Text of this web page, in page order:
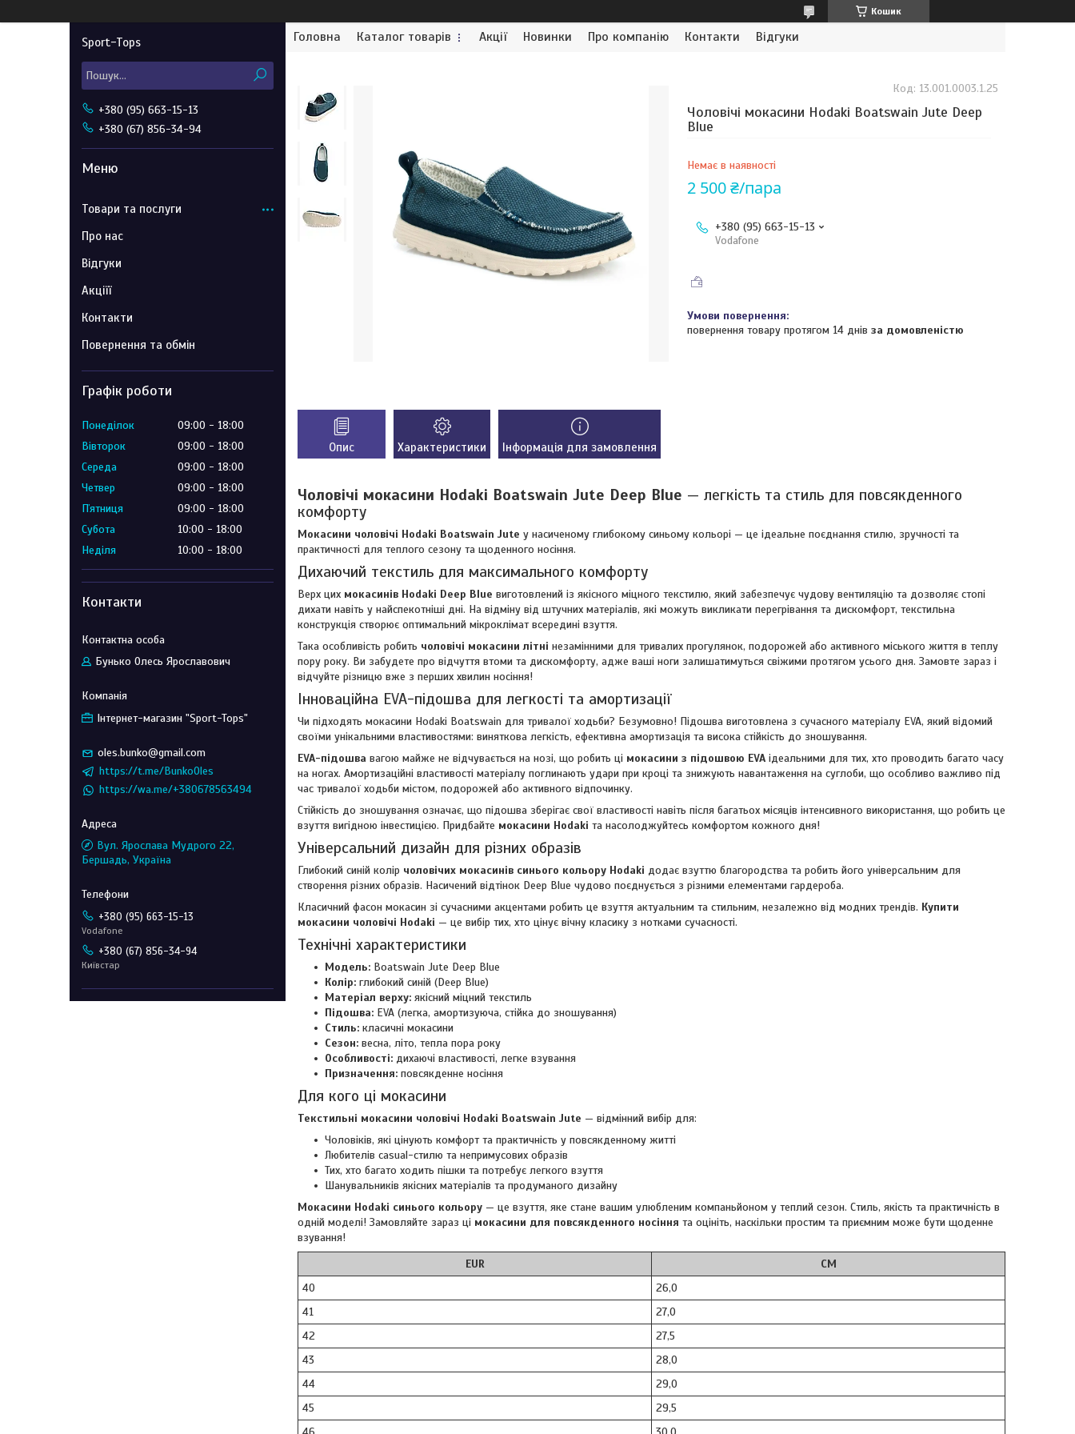
Кошик
Головна Каталог товарів Акції Новинки Про компанію Контакти Відгуки
Чоловічі мокасини Hodaki Boatswain Jute Deep
Blue
Немає в наявності
Код: 13.001.0003.1.25
2 500 ₴/пара
+380 (95) 663-15-13
Vodafone
повернення товару протягом 14 днів за домовленістю
Опис Характеристики Інформація для замовлення
Чоловічі мокасини Hodaki Boatswain Jute Deep Blue — легкість та стиль для повсякденного
комфорту
Мокасини чоловічі Hodaki Boatswain Jute у насиченому глибокому синьому кольорі — це ідеальне поєднання стилю, зручності та
практичності для теплого сезону та щоденного носіння.
Дихаючий текстиль для максимального комфорту
Верх цих мокасинів Hodaki Deep Blue виготовлений із якісного міцного текстилю, який забезпечує чудову вентиляцію та дозволяє стопі
дихати навіть у найспекотніші дні. На відміну від штучних матеріалів, які можуть викликати перегрівання та дискомфорт, текстильна
конструкція створює оптимальний мікроклімат всередині взуття.
Така особливість робить чоловічі мокасини літні незамінними для тривалих прогулянок, подорожей або активного міського життя в теплу
пору року. Ви забудете про відчуття втоми та дискомфорту, адже ваші ноги залишатимуться свіжими протягом усього дня. Замовте зараз і
відчуйте різницю вже з перших хвилин носіння!
Інноваційна EVA-підошва для легкості та амортизації
Чи підходять мокасини Hodaki Boatswain для тривалої ходьби? Безумовно! Підошва виготовлена з сучасного матеріалу EVA, який відомий
своїми унікальними властивостями: виняткова легкість, ефективна амортизація та висока стійкість до зношування.
EVA-підошва вагою майже не відчувається на нозі, що робить ці мокасини з підошвою EVA ідеальними для тих, хто проводить багато часу
на ногах. Амортизаційні властивості матеріалу поглинають удари при кроці та знижують навантаження на суглоби, що особливо важливо під
час тривалої ходьби містом, подорожей або активного відпочинку.
Стійкість до зношування означає, що підошва зберігає свої властивості навіть після багатьох місяців інтенсивного використання, що робить це
взуття вигідною інвестицією. Придбайте мокасини Hodaki та насолоджуйтесь комфортом кожного дня!
Універсальний дизайн для різних образів
Глибокий синій колір чоловічих мокасинів синього кольору Hodaki додає взуттю благородства та робить його універсальним для
створення різних образів. Насичений відтінок Deep Blue чудово поєднується з різними елементами гардероба.
Класичний фасон мокасин зі сучасними акцентами робить це взуття актуальним та стильним, незалежно від модних трендів. Купити
мокасини чоловічі Hodaki — це вибір тих, хто цінує вічну класику з нотками сучасності.
Технічні характеристики
Модель: Boatswain Jute Deep Blue
Колір: глибокий синій (Deep Blue)
Матеріал верху: якісний міцний текстиль
Підошва: EVA (легка, амортизуюча, стійка до зношування)
Стиль: класичні мокасини
Сезон: весна, літо, тепла пора року
Особливості: дихаючі властивості, легке взування
Призначення: повсякденне носіння
Для кого ці мокасини
Текстильні мокасини чоловічі Hodaki Boatswain Jute — відмінний вибір для:
Чоловіків, які цінують комфорт та практичність у повсякденному житті
Любителів casual-стилю та непримусових образів
Тих, хто багато ходить пішки та потребує легкого взуття
Шанувальників якісних матеріалів та продуманого дизайну
Мокасини Hodaki синього кольору — це взуття, яке стане вашим улюбленим компаньйоном у теплий сезон. Стиль, якість та практичність в
одній моделі! Замовляйте зараз ці мокасини для повсякденного носіння та оцініть, наскільки простим та приємним може бути щоденне
взування!
EUR
CM
40
26,0
41
27,0
42
27,5
43
28,0
44
29,0
45
29,5
Sport-Tops
+380 (95) 663-15-13
+380 (67) 856-34-94
Товари та послуги
Про нас
Відгуки
Акціїї
Контакти
Повернення та обмін
Графік роботи
Понеділок 09:00
18:00
Вівторок
09:00
18:00
Середа
09:00
18:00
Четвер
09:00
18:00
Пʼятниця
09:00
18:00
Субота
10:00
18:00
Неділя
10:00 18:00
Контакти
Бунько Олесь Ярославович
Інтернет-магазин "Sport-Tops"
oles.bunko@gmail.com
https://t.me/BunkoOles
https://wa.me/+380678563494
Вул. Ярослава Мудрого 22,
Бершадь, Україна
+380 (95) 663-15-13
Vodafone
+380 (67) 856-34-94
Київстар